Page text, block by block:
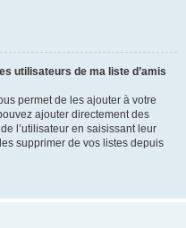
utilisateurs de ma liste d’amis
permet de les ajouter à votre
ajouter directement des
l’utilisateur en saisissant leur
supprimer de vos listes depuis